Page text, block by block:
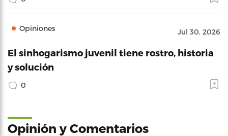
Opiniones Jul 30, 2026
El sinhogarismo juvenil tiene rostro, historia
y solución
0
Opinión y Comentarios